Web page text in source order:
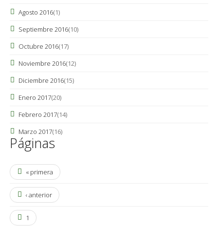
Agosto 2016(1)
Septiembre 2016(10)
Octubre 2016(17)
Noviembre 2016(12)
Diciembre 2016(15)
Enero 2017(20)
Febrero 2017(14)
Marzo 2017(16)
Páginas
« primera
‹ anterior
1